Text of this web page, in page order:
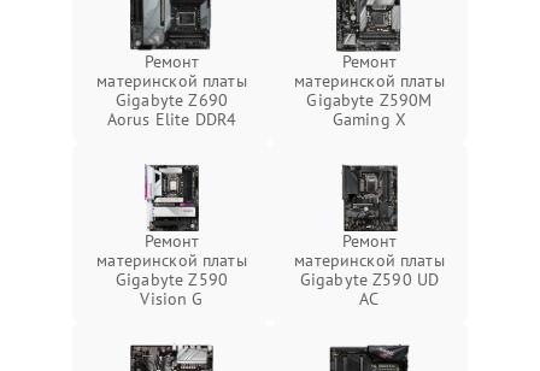
Ремонт
материнской платы
Gigabyte Z690
Aorus Elite DDR4
Ремонт
материнской платы
Gigabyte Z590M
Gaming X
Ремонт
материнской платы
Gigabyte Z590
Vision G
Ремонт
материнской платы
Gigabyte Z590 UD
AC